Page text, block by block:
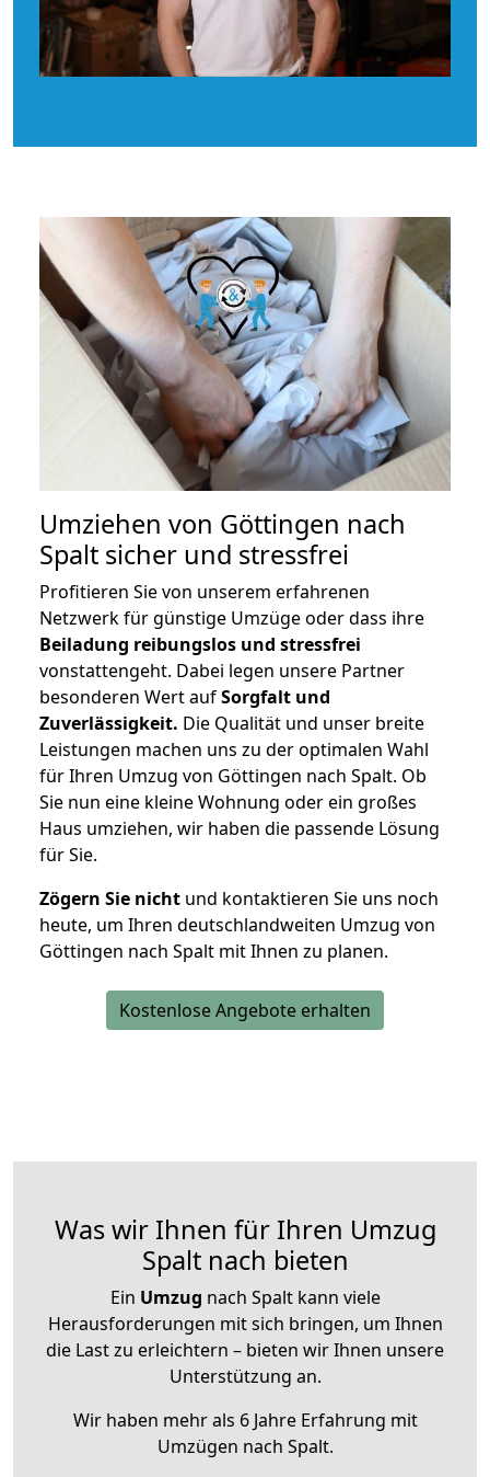
Umziehen von Göttingen nach
Spalt sicher und stressfrei
Profitieren Sie von unserem erfahrenen
Netzwerk für günstige Umzüge oder dass ihre
Beiladung reibungslos und stressfrei
vonstattengeht. Dabei legen unsere Partner
besonderen Wert aufSorgfalt und
Zuverlässigkeit. Die Qualität und unser breite
Leistungen machen uns zu der optimalen Wahl
für Ihren Umzug von Göttingen nach Spalt. Ob
Sie nun eine kleine Wohnung oder ein großes
Haus umziehen, wir haben die passende Lösung
für Sie.
Zögern Sie nicht und kontaktieren Sie uns noch
heute, um Ihren deutschlandweiten Umzug von
Göttingen nach Spalt mit Ihnen zu planen.
Kostenlose Angebote erhalten
Was wir Ihnen für Ihren Umzug
Spalt nach bieten
Ein Umzug nach Spalt kann viele
Herausforderungen mit sich bringen, um Ihnen
die Last zu erleichtern – bieten wir Ihnen unsere
Unterstützung an.
Wir haben mehr als 6 Jahre Erfahrung mit
Umzügen nach Spalt.